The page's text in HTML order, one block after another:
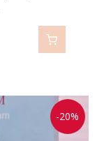
-20%